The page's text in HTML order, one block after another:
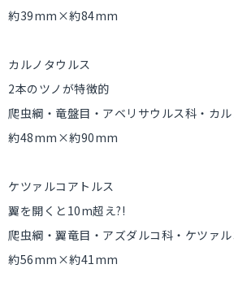
約39mm×約84mm
カルノタウルス
2本のツノが特徴的
爬虫綱・竜盤目・アベリサウルス科・カ
約48mm×約90mm
ケツァルコアトルス
翼を開くと10m超え?!
爬虫綱・翼竜目・アズダルコ科・ケツァ
約56mm×約41mm